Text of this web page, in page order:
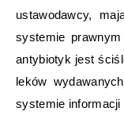
ustawodawcy,
systemie
antybiotyk jest
leków
systemie informacji